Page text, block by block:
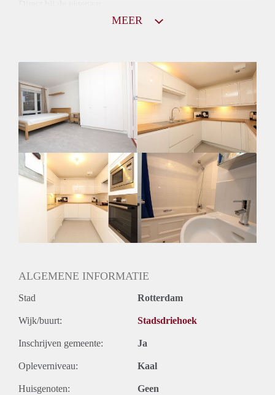
Mogelijk
Inkomen eis
2,8 X Maandhuur Bruto
Huurtermijn
Onbepaalde termijn
Oplevering
Gestoffeerd
MEER
ALGEMENE INFORMATIE
Stad Rotterdam
Wijk/buurt: Stadsdriehoek
Inschrijven gemeente: Ja
Opleverniveau: Kaal
Huisgenoten: Geen